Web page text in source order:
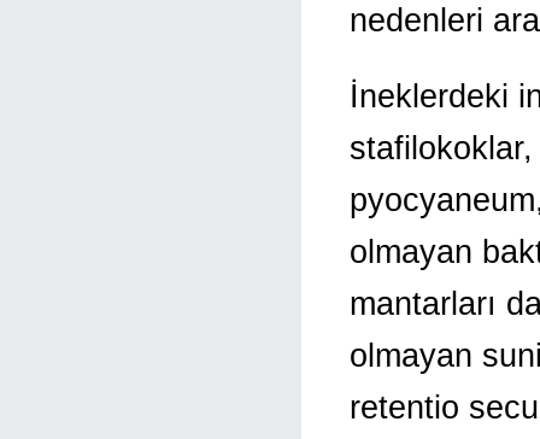
nedenleri
İneklerdeki
olmayan
mantarları
olmayan
retentio